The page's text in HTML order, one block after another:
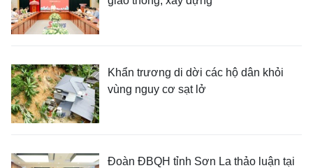
Khẩn trương di dời các hộ dân khỏi
vùng nguy cơ sạt lở
Đoàn ĐBQH tỉnh Sơn La thảo luận tại